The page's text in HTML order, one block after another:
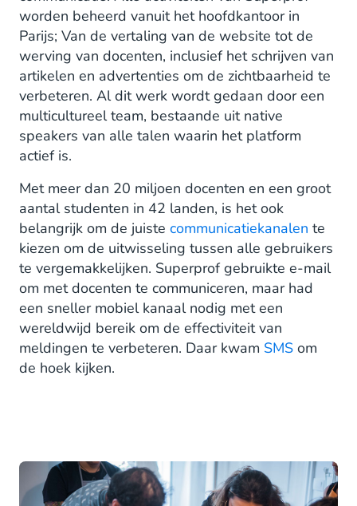
worden beheerd vanuit het hoofdkantoor in
Parijs; Van de vertaling van de website tot de
werving van docenten, inclusief het schrijven van
artikelen en advertenties om de zichtbaarheid te
verbeteren. Al dit werk wordt gedaan door een
multicultureel team, bestaande uit native
speakers van alle talen waarin het platform
actief is.
Met meer dan 20 miljoen docenten en een groot
aantal studenten in 42 landen, is het ook
belangrijk om de juiste communicatiekanalen te
kiezen om de uitwisseling tussen alle gebruikers
te vergemakkelijken. Superprof gebruikte e-mail
om met docenten te communiceren, maar had
een sneller mobiel kanaal nodig met een
wereldwijd bereik om de effectiviteit van
meldingen te verbeteren. Daar kwam SMS om
de hoek kijken.